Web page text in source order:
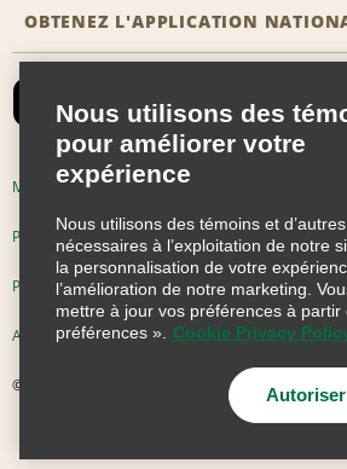
Réserver un véhicule pour
Emerald Club se connecter
Emerald Club S'inscrire
Emerald Club Avantages
Emerald Club Services
Abonnement aux courriels
Histoire de l’entreprise
Responsabilité sociale
Occasions de franchise mondiales
Perspectives de carrière
OBTENEZ L'APPLICATION
Modalités d'utilisation
Politique sur les fichiers témoins
Pluriannuel d'accessibilité Choix de
AdChoices
© 2026 Enterprise Holdings, Inc. Tous droits
Nous utilisons des
pour améliorer votre
expérience
Nous utilisons des témoins et
nécessaires à l’exploitation de notre
la personnalisation de votre
l’amélioration de notre marketing.
mettre à jour vos préférences à partir
préférences ».
Cookie Privacy